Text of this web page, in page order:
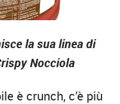
la sua linea di
Nocciola
è crunch, c’è più